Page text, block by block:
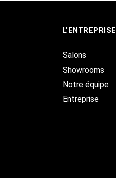
L'ENTREPRISE
Salons
Showrooms
Notre équipe
Entreprise